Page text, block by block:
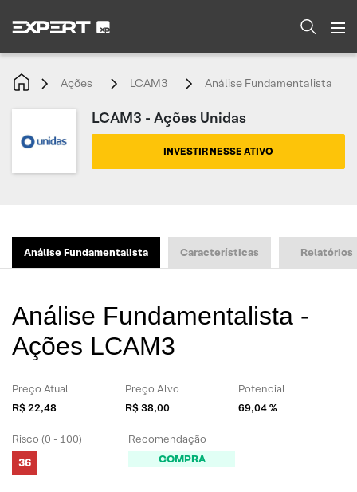
Ações LCAM3 Análise Fundamentalista
LCAM3 - Ações Unidas
INVESTIR NESSE ATIVO
Análise Fundamentalista Características Relatórios
Análise Fundamentalista -
Ações LCAM3
Preço Atual
R$ 22,48
Preço Alvo
R$ 38,00
Potencial
69,04 %
Risco (0 - 100)
36
Recomendação
COMPRA